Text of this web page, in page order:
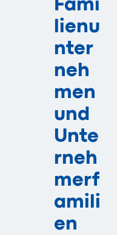
lienu
nter
neh
men
und
Unte
rneh
merf
amili
en